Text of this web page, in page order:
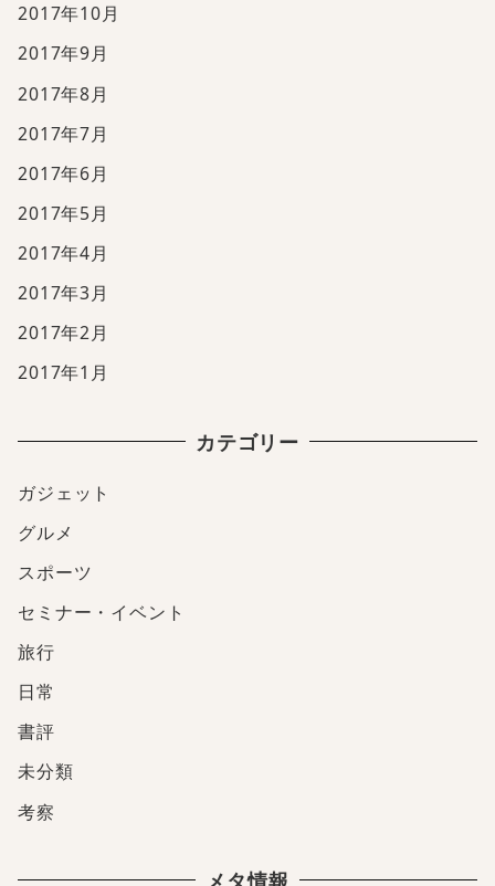
2017年10月
2017年9月
2017年8月
2017年7月
2017年6月
2017年5月
2017年4月
2017年3月
2017年2月
2017年1月
カテゴリー
ガジェット
グルメ
スポーツ
セミナー・イベント
旅行
日常
書評
未分類
考察
メタ情報